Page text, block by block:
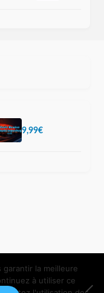
9,99€
la meilleure
à utiliser ce